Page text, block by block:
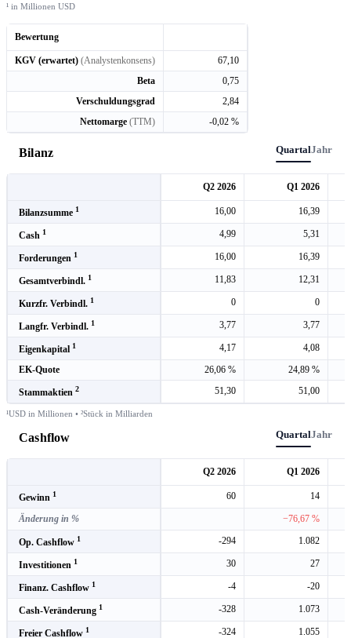
¹ in Millionen USD
Bewertung
KGV (erwartet) (Analystenkonsens)
67,10
Beta
0,75
Verschuldungsgrad
2,84
Nettomarge (TTM) -0,02 %
Bilanz QuartalJahr
Q2 2026 Q1 2026
Bilanzsumme 1 16,00 16,39
Cash 1 4,99 5,31
Forderungen 1 16,00 16,39
Gesamtverbindl. 1 11,83 12,31
Kurzfr. Verbindl. 1 0 0
Langfr. Verbindl. 1 3,77 3,77
Eigenkapital 1 4,17
4,08
EK-Quote
26,06 % 24,89 %
Stammaktien 2 51,30 51,00
¹USD in Millionen • ²Stück in Milliarden
Cashflow QuartalJahr
Q2 2026 Q1 2026
Gewinn 1 60 14
Änderung in % −76,67 %
Op. Cashflow 1 -294 1.082
Investitionen 1 30 27
Finanz. Cashflow 1 -4 -20
Cash-Veränderung 1 -328 1.073
Freier Cashflow 1 -324 1.055